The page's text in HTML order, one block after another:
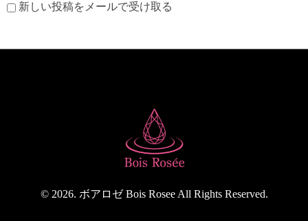
新しい投稿をメールで受け取る
© 2026. ボアロゼ Bois Rosee All Rights Reserved.